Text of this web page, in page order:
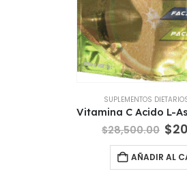
SUPLEMENTOS
$28,500.00 El
$
AÑADIR AL